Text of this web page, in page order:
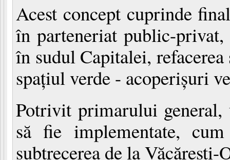
Acest concept cuprinde
în parteneriat public-
în sudul Capitalei,
spaţiul verde - acoperişuri
Potrivit primarului general,
să fie implementate,
subtrecerea de la